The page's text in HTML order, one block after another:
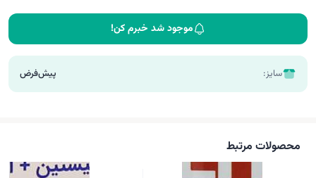
موجود شد خبرم کن!
سایز: پیش‌فرض
محصولات مرتبط